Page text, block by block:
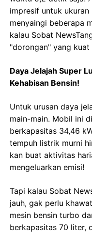
impresif untuk ukuran
menyaingi beberapa
kalau Sobat
"dorongan" yang
Daya Jelajah Super
Kehabisan Bensin!
Untuk urusan daya
main-main. Mobil ini
berkapasitas 34,46
tempuh listrik murni
kan buat aktivitas
mengeluarkan emisi!
Tapi kalau Sobat
jauh, gak perlu
mesin bensin turbo
berkapasitas 70 liter,